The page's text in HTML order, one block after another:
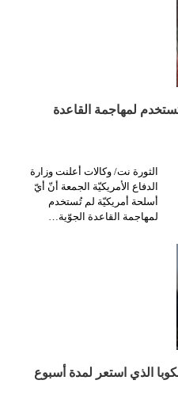
لمهاجمة القاعدة
الثورة نت/ وكالات أعلنت وزارة
الدفاع الأمريكيّة الجمعة أنّ أيّ
أسلحة أمريكيّة لم تُستخدم
لمهاجمة القاعدة الجوّية…
الذي استعر لمدة أسبوع